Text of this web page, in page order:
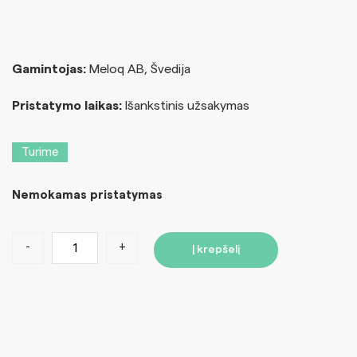
Gamintojas: Meloq AB, Švedija
Pristatymo laikas: Išankstinis užsakymas
Turime
Nemokamas pristatymas
- + Į krepšelį